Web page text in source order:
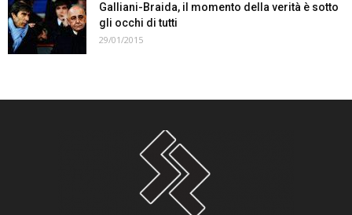
Galliani-Braida, il momento della verità è sotto
gli occhi di tutti
29/01/2015